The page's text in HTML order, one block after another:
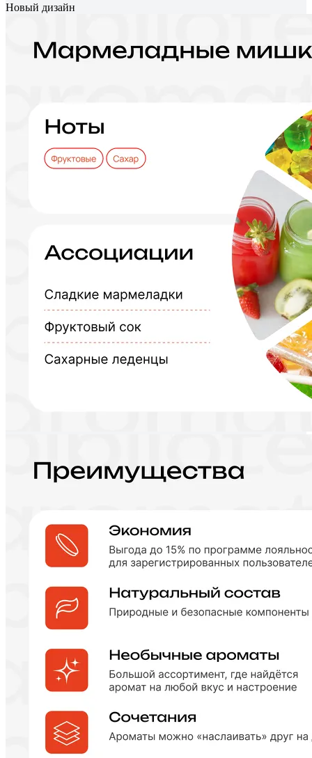
Новый дизайн